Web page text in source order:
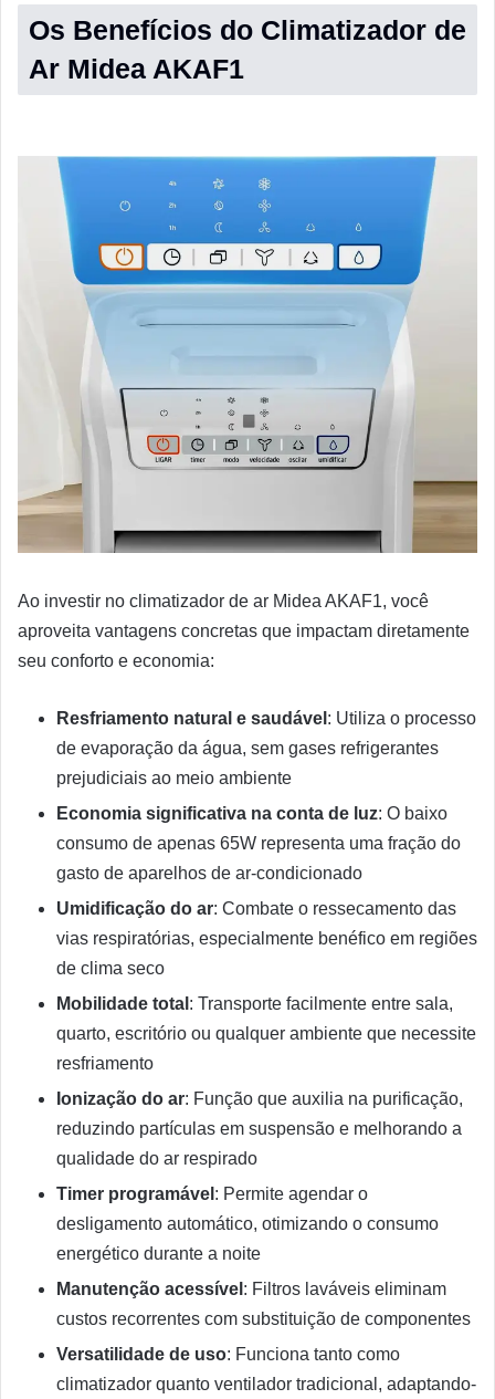
Os Benefícios do Climatizador de
Ar Midea AKAF1
Ao investir no climatizador de ar Midea AKAF1, você
aproveita vantagens concretas que impactam diretamente
seu conforto e economia:
Resfriamento natural e saudável : Utiliza o processo
de evaporação da água, sem gases refrigerantes
prejudiciais ao meio ambiente
Economia significativa na conta de luz: O baixo
consumo de apenas 65W representa uma fração do
gasto de aparelhos de ar-condicionado
Umidificação do ar: Combate o ressecamento das
vias respiratórias, especialmente benéfico em regiões
de clima seco
Mobilidade total : Transporte facilmente entre sala,
quarto, escritório ou qualquer ambiente que necessite
resfriamento
Ionização do ar: Função que auxilia na purificação,
reduzindo partículas em suspensão e melhorando a
qualidade do ar respirado
Timer programável : Permite agendar o
desligamento automático, otimizando o consumo
energético durante a noite
Manutenção acessível : Filtros laváveis eliminam
custos recorrentes com substituição de componentes
Versatilidade de uso: Funciona tanto como
climatizador quanto ventilador tradicional, adaptando-